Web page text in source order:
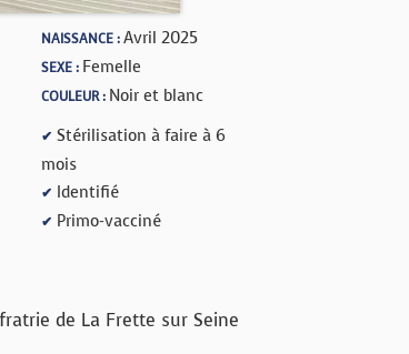
NAISSANCE :Avril 2025
SEXE : Femelle
COULEUR : Noir et blanc
✔ Stérilisation à faire à 6
mois
✔ Identifié
✔ Primo-vacciné
de La Frette sur Seine